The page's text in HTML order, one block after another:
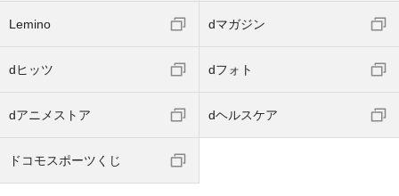
Lemino dマガジン
dヒッツ dフォト
dアニメストア dヘルスケア
ドコモスポーツくじ